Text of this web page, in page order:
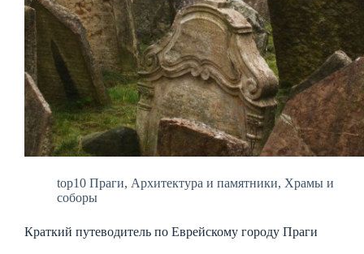
top10 Праги, Архитектура и памятники, Храмы и
соборы
Краткий путеводитель по Еврейскому городу Праги